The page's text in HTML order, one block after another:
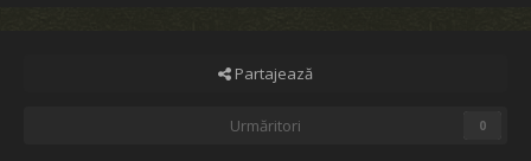
Partajează
Urmăritori 0